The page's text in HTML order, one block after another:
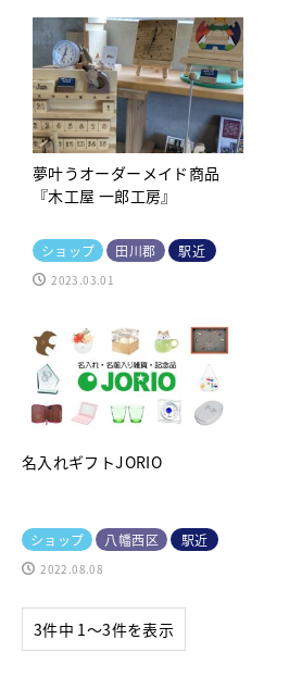
夢叶うオーダーメイド商品
『木工屋 一郎工房』
ショップ 田川郡 駅近
2023.03.01
名入れギフトJORIO
ショップ 八幡西区 駅近
2022.08.08
3件中 1〜3件を表示